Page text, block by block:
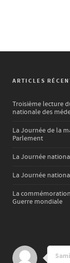
ARTICLES
Troisième lecture
nationale des
La Journée de la
Parlement
La Journée
La Journée
La
Guerre mondiale
Sami